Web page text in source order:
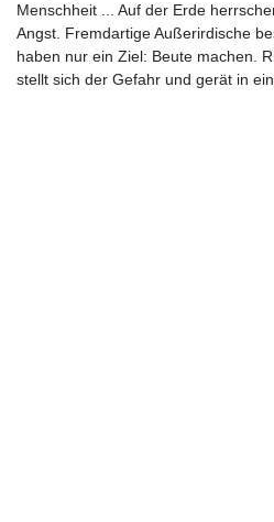
Menschheit ... Auf der Erde
Angst. Fremdartige Außerirdische
haben nur ein Ziel: Beute machen.
stellt sich der Gefahr und gerät in